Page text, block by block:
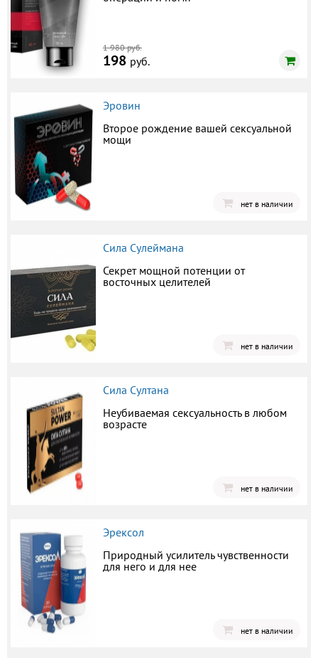
1 980 руб.
198 руб.
Эровин
Второе рождение вашей сексуальной
мощи
нет в наличии
Сила Сулеймана
Секрет мощной потенции от
восточных целителей
нет в наличии
Сила Султана
Неубиваемая сексуальность в любом
возрасте
нет в наличии
Эрексол
Природный усилитель чувственности
для него и для нее
нет в наличии